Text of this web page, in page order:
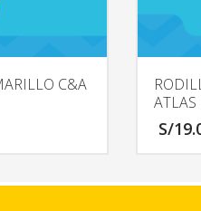
C&A
ATLAS
S/